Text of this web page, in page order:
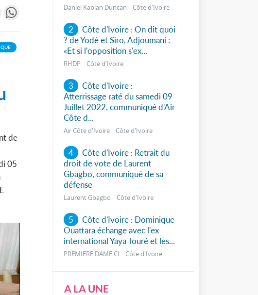
Messenger
de
05
Daniel Kablan Duncan Côte d'Ivoire
2
Côte d'Ivoire : On dit quoi
? de Yodé et Siro, Adjoumani :
«Et si l'opposition s'ex...
RHDP Côte d'Ivoire
3
Côte d'Ivoire :
Atterrissage raté du samedi 09
Juillet 2022, communiqué d'Air
Côte d...
Air Côte d'Ivoire Côte d'Ivoire
4
Côte d'Ivoire : Retrait du
droit de vote de Laurent
Gbagbo, communiqué de sa
défense
Laurent Gbagbo Côte d'Ivoire
5
Côte d'Ivoire : Dominique
Ouattara échange avec l'ex
international Yaya Touré et les...
PREMIERE DAME CI Côte d'Ivoire
A LA UNE